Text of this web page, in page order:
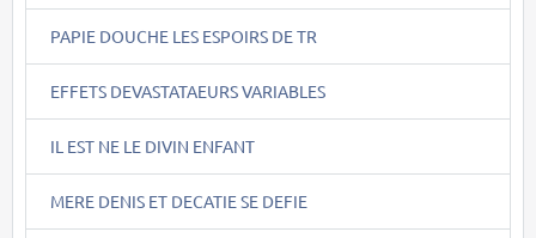
PAPIE DOUCHE LES ESPOIRS DE TR
EFFETS DEVASTATAEURS VARIABLES
IL EST NE LE DIVIN ENFANT
MERE DENIS ET DECATIE SE DEFIE